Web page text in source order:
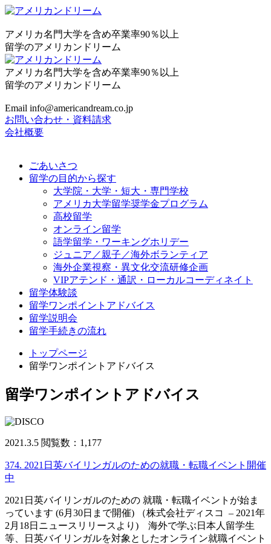
アメリカ名門大学を含め卒業率90％以上
留学のアメリカンドリーム
アメリカ名門大学を含め卒業率90％以上
留学のアメリカンドリーム
Email info@americandream.co.jp
お問い合わせ・資料請求
会社概要
ごあいさつ
留学の目的から探す
大学院・大学・短大・専門学校
アメリカ大学留学奨学金プログラム
高校留学
オンライン留学
語学留学・ワーキングホリデー
ジュニア／親子／海外ボランティア
海外企業視察・異文化交流研修企画
VIPアテンド・通訳・ローカルコーディネイト
留学体験談
留学ワンポイントアドバイス
留学説明会
留学手続きの流れ
トップページ
留学ワンポイントアドバイス
留学ワンポイントアドバイス
2021.3.5 閲覧数：1,177
374. 2021日英バイリンガルのための就職・転職イベント開催
中
2021日英バイリンガルのための 就職・転職イベントが始ま
っています (6月30日まで開催) （株式会社ディスコ – 2021年
2月18日ニュースリリースより) 海外で学ぶ日本人留学生
等、日英バイリンガルを対象としたオンライン就職イベント